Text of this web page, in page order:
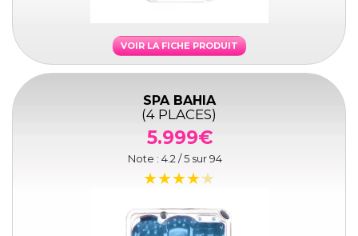
VOIR LA FICHE PRODUIT
SPA BAHIA
(4 PLACES)
5.999€
Note : 4.2 / 5 sur94